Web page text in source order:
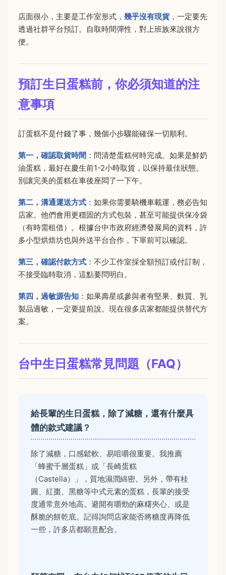
店面很小，主要是工作室形式， 幾乎沒有現貨，一定要先
透過社群平台預訂。自取時間彈性，對上班族來說很方
便。
預訂生日蛋糕前，你必須知道的注
意事項
訂蛋糕不是付錢了事，幾個小步驟能確保一切順利。
第一，確認取貨時間 ：問清楚蛋糕何時完成。如果是鮮奶
油蛋糕，最好在慶生前1-2小時取貨，以保持最佳狀態。
別讓完美的蛋糕在車後座悶了一下午。
第二，溝通運送方式 ：如果你需要騎機車載運，務必告知
店家。他們會用更穩固的方式包裝，甚至可能提供保冷袋
（有時需租借）。根據台中市政府經濟發展局的資料，許
多小型烘焙坊也與外送平台合作，下單前可以確認。
第三，確認付款方式 ：不少工作室採全額預訂或付訂制，
不接受臨時取消，這點要問明白。
第四，過敏源告知 ：如果壽星或參與者有堅果、麩質、乳
製品過敏，一定要提前說。現在很多店家都能提供替代方
案。
台中生日蛋糕常見問題（FAQ）
給長輩的生日蛋糕，除了減糖，還有什麼具
體的款式建議？
除了減糖，口感鬆軟、易咀嚼很重要。我推薦
「蜂蜜千層蛋糕」或「長崎蛋糕
（Castella）」，質地濕潤綿密。另外，帶有桂
圓、紅棗、黑糖等中式元素的蛋糕，長輩的接受
度通常意外地高。避開有嚼勁的麻糬夾心、或是
酥脆的餅乾底。記得詢問店家能否將糖度再降低
一些，許多店都願意配合。